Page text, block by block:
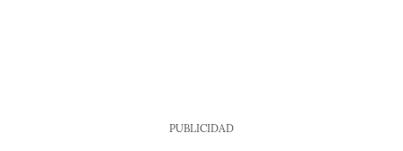
PUBLICIDAD